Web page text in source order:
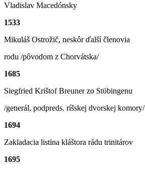
Vladislav Macedónsky
1533
Mikuláš Ostrožič, neskôr ďalší členovia
rodu /pôvodom z Chorvátska/
1685
Siegfried Krištof Breuner zo Stϋbingenu
/generál, podpreds. ríšskej dvorskej komory/
1694
Zakladacia listina kláštora rádu trinitárov
1695